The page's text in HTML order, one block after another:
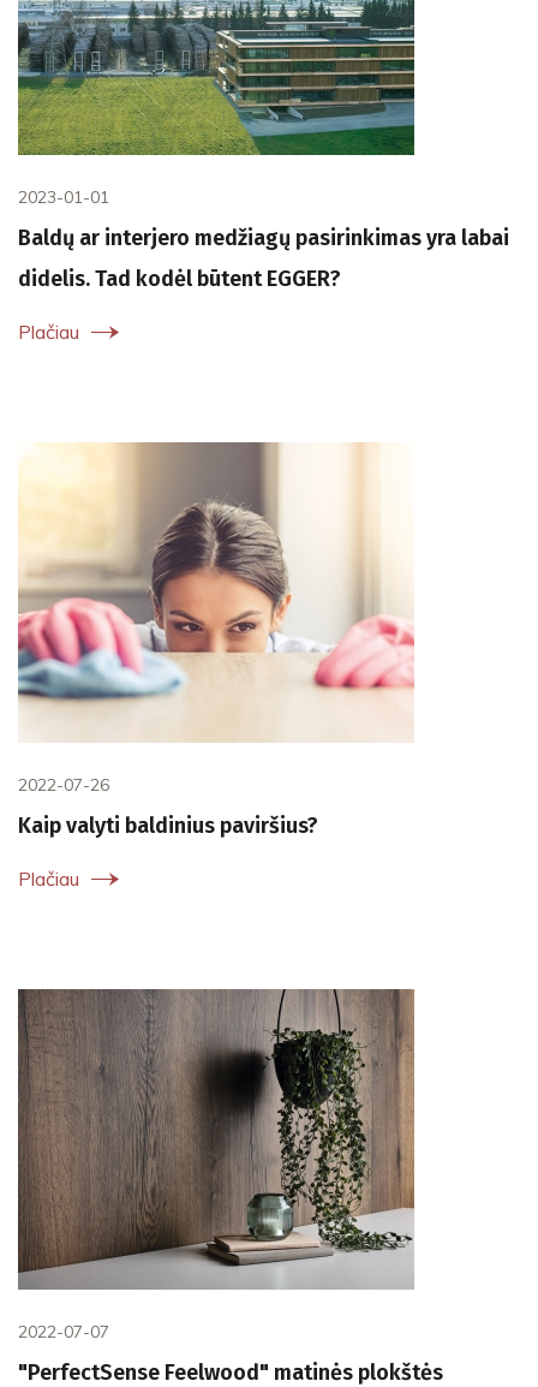
2023-01-01
Baldų ar interjero medžiagų pasirinkimas yra labai
didelis. Tad kodėl būtent EGGER?
Plačiau
2022-07-26
Kaip valyti baldinius paviršius?
Plačiau
2022-07-07
"PerfectSense Feelwood" matinės plokštės